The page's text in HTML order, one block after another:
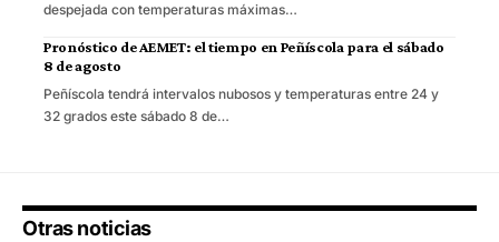
despejada con temperaturas máximas…
Pronóstico de AEMET: el tiempo en Peñíscola para el sábado
8 de agosto
Peñíscola tendrá intervalos nubosos y temperaturas entre 24 y
32 grados este sábado 8 de…
Otras noticias